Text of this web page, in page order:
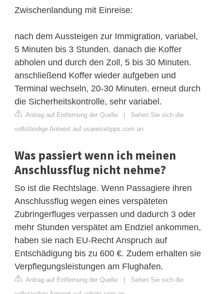
Zwischenlandung mit Einreise:
nach dem Aussteigen zur Immigration, variabel,
5 Minuten bis 3 Stunden. danach die Koffer
abholen und durch den Zoll, 5 bis 30 Minuten.
anschließend Koffer wieder aufgeben und
Terminal wechseln, 20-30 Minuten. erneut durch
die Sicherheitskontrolle, sehr variabel.
Antrag auf Entfernung der Quelle | Sehen Sie sich die
vollständige Antwort auf usareisetipps.com an
Was passiert wenn ich meinen
Anschlussflug nicht nehme?
So ist die Rechtslage. Wenn Passagiere ihren
Anschlussflug wegen eines verspäteten
Zubringerfluges verpassen und dadurch 3 oder
mehr Stunden verspätet am Endziel ankommen,
haben sie nach EU-Recht Anspruch auf
Entschädigung bis zu 600 €. Zudem erhalten sie
Verpflegungsleistungen am Flughafen.
Antrag auf Entfernung der Quelle | Sehen Sie sich die